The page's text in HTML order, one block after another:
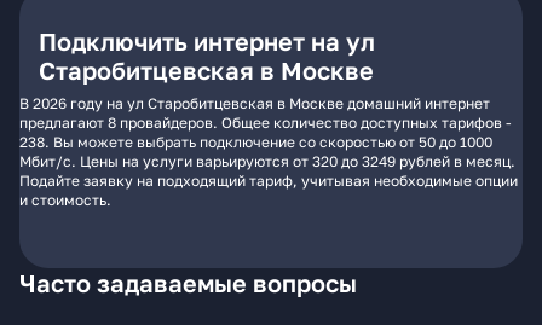
Подключить интернет на ул
Старобитцевская в Москве
В 2026 году на ул Старобитцевская в Москве домашний интернет
предлагают 8 провайдеров. Общее количество доступных тарифов -
238. Вы можете выбрать подключение со скоростью от 50 до 1000
Мбит/с. Цены на услуги варьируются от 320 до 3249 рублей в месяц.
Подайте заявку на подходящий тариф, учитывая необходимые опции
и стоимость.
Часто задаваемые вопросы